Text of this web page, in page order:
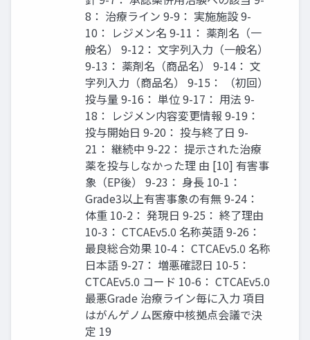
8： 治療ライン 9-9： 実施施設 9-
10： レジメン名 9-11： 薬剤名（一
般名） 9-12： 文字列入力（一般名）
9-13： 薬剤名（商品名） 9-14： 文
字列入力（商品名） 9-15： （初回）
投与量 9-16： 単位 9-17： 用法 9-
18： レジメン内容変更情報 9-19：
投与開始日 9-20： 投与終了日 9-
21： 継続中 9-22： 提示された治療
薬を投与しなかった理 由 [10] 有害事
象（EP後） 9-23： 身長 10-1：
Grade3以上有害事象の有無 9-24：
体重 10-2： 発現日 9-25： 終了理由
10-3： CTCAEv5.0 名称英語 9-26：
最良総合効果 10-4： CTCAEv5.0 名称
日本語 9-27： 増悪確認日 10-5：
CTCAEv5.0 コード 10-6： CTCAEv5.0
最悪Grade 治療ライン毎に入力 項目
はがんゲノム医療中核拠点会議で決
定 19